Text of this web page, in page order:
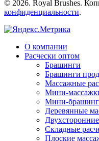
© 2026. Royal Brushes.
конфиденциальности.
О компании
Расчески оптом
Брашинги
Брашинги
Mассажные
Mини-
Мини-
Деревянные
Складные
Плоские